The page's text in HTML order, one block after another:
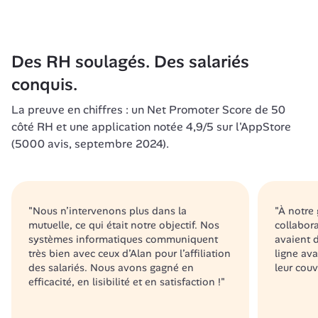
Et les résultats sont là :
- 40% des salariés participent aux défis
- 3/4 des salariés
plus utiliser Alan Play
- 80% des RH observent une meilleure cohésion
d'équipe
Des RH soulagés. Des salariés
conquis.
La preuve en chiffres : un Net Promoter Score de 50
côté RH et une application notée 4,9/5 sur l'AppStore
(5000 avis, septembre 2024).
"Nous n’intervenons plus dans la
mutuelle, ce qui était notre objectif. Nos
systèmes informatiques communiquent
très bien avec ceux d’Alan pour l’affiliation
des salariés. Nous avons gagné en
efficacité, en lisibilité et en satisfaction !"
"À notre
avaient
ligne
leur